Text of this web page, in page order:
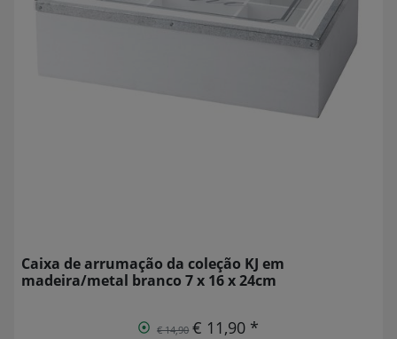
Caixa de arrumação da coleção KJ em
madeira/metal branco 7 x 16 x 24cm
€ 14,90 € 11,90 *